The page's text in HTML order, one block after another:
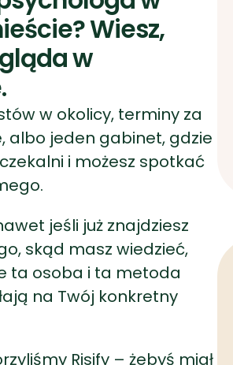
w okolicy, terminy za
albo jeden gabinet, gdzie
i możesz spotkać
jeśli już znajdziesz
skąd masz wiedzieć,
ta osoba i ta metoda
na Twój konkretny
Risify – żebyś miał
110 zweryfikowanych
z całej Polski, bez
domu i bez ograniczeń
z Twojego kodu